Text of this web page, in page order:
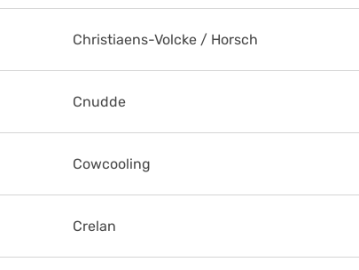
Christiaens-Volcke / Horsch
Cnudde
Cowcooling
Crelan